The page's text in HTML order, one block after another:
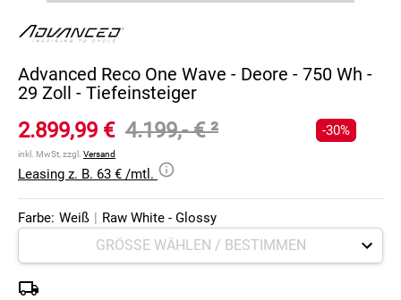
Advanced Reco One Wave - Deore - 750 Wh -
29 Zoll - Tiefeinsteiger
2.899,99 € 4.199,- €²
inkl. MwSt, zzgl. Versand
-30%
Leasing z. B. 63 € /mtl.
Farbe: Weiß | Raw White - Glossy